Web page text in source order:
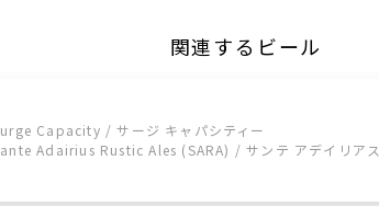
関連するビール
Capacity / サージ キャパシティー
Adairius Rustic Ales (SARA) / サンテ アデイリアス